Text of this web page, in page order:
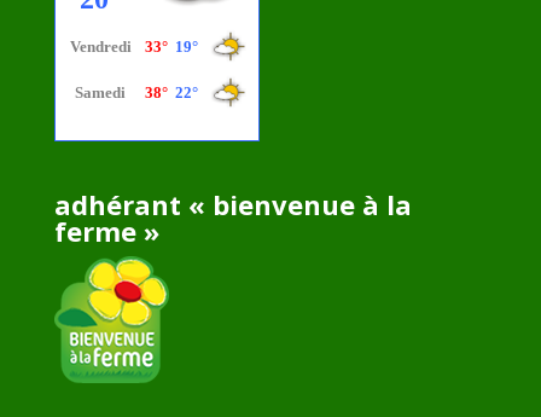
adhérant « bienvenue à la
ferme »